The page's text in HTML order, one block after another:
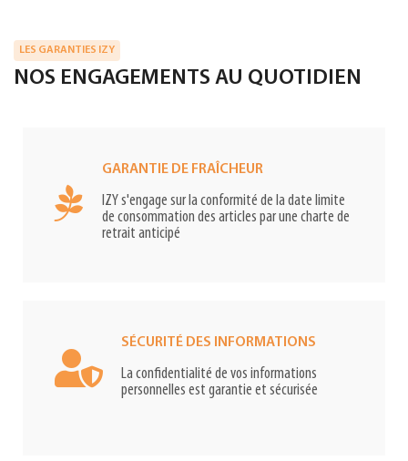
LES GARANTIES IZY
NOS ENGAGEMENTS AU QUOTIDIEN
GARANTIE DE FRAÎCHEUR
IZY s'engage sur la conformité de la date limite
de consommation des articles par une charte de
retrait anticipé
SÉCURITÉ DES INFORMATIONS
La confidentialité de vos informations
personnelles est garantie et sécurisée